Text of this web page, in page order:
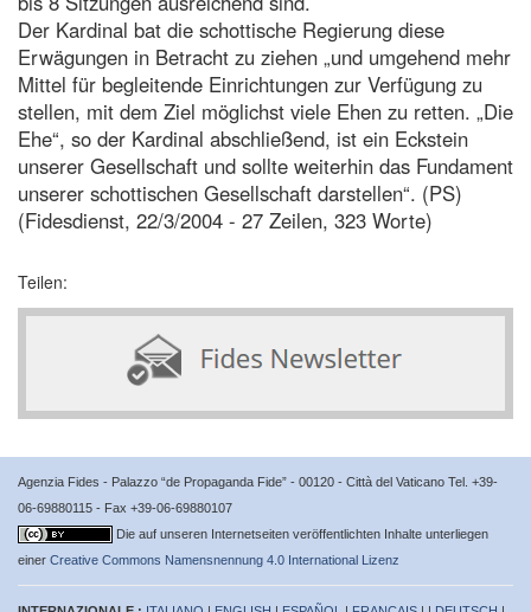
Der Kardinal bat die schottische Regierung diese
Erwägungen in Betracht zu ziehen „und umgehend mehr
Mittel für begleitende Einrichtungen zur Verfügung zu
stellen, mit dem Ziel möglichst viele Ehen zu retten. „Die
Ehe“, so der Kardinal abschließend, ist ein Eckstein
unserer Gesellschaft und sollte weiterhin das Fundament
unserer schottischen Gesellschaft darstellen“. (PS)
(Fidesdienst, 22/3/2004 - 27 Zeilen, 323 Worte)
Teilen:
Agenzia Fides - Palazzo “de Propaganda Fide” - 00120 - Città del Vaticano Tel. +39-
06-69880115 - Fax +39-06-69880107
Die auf unseren Internetseiten veröffentlichten Inhalte unterliegen
einer Creative Commons Namensnennung 4.0 International Lizenz